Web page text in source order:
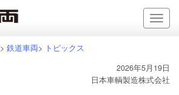
> 鉄道車両> トピックス
2026年5月19日
日本車輌製造株式会社